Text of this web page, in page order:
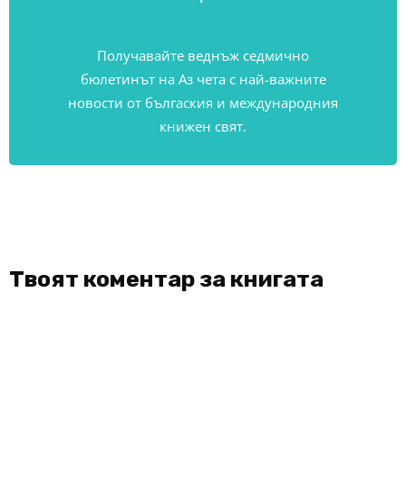
Получавайте веднъж седмично
бюлетинът на Аз чета с най-важните
новости от бългаския и международния
книжен свят.
Твоят коментар за книгата